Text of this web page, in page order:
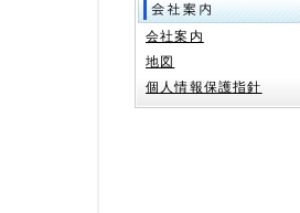
会社案内
地図
個人情報保護指針